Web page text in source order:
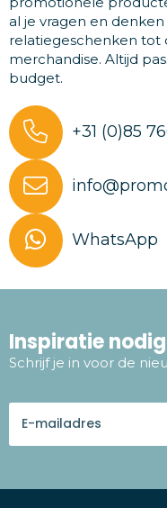
al je vragen en
relatiegeschenken tot
merchandise. Altijd
budget.
+31 (0)85
WhatsApp
Inspiratie
Schrijf je in voor de